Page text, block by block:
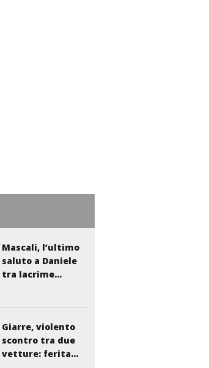
Mascali, l’ultimo
saluto a Daniele
tra lacrime...
Giarre, violento
scontro tra due
vetture: ferita...